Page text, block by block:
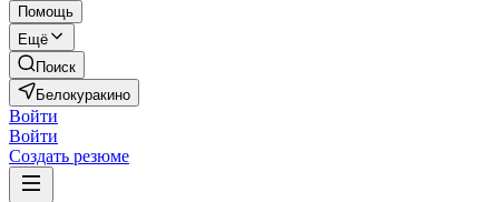
Помощь
Ещё
Поиск
Белокуракино
Войти
Войти
Создать резюме